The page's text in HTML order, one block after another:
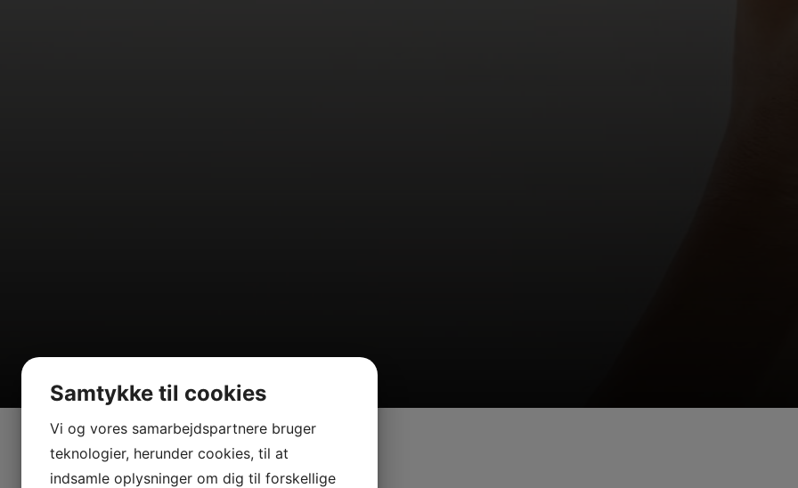
Samtykke til cookies
Vi og vores samarbejdspartnere bruger
teknologier, herunder cookies, til at
indsamle oplysninger om dig til forskellige